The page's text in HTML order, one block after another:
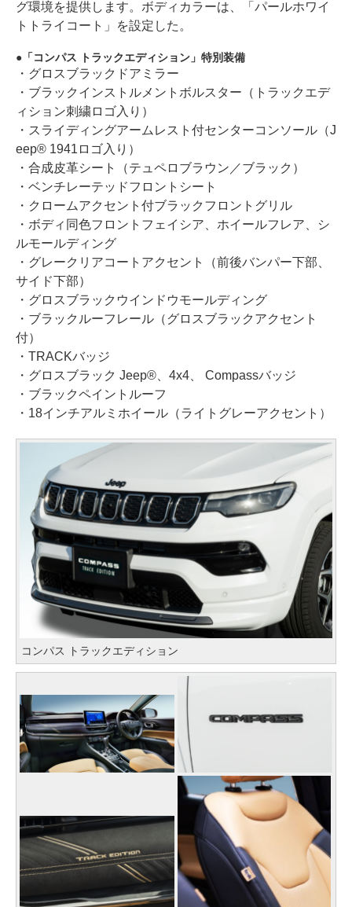
グ環境を提供します。ボディカラーは、「パールホワイ
トトライコート」を設定した。
「コンパス トラックエディション」特別装備
・グロスブラックドアミラー
・ブラックインストルメントボルスター（トラックエデ
ィション刺繍ロゴ入り）
・スライディングアームレスト付センターコンソール（J
eep® 1941ロゴ入り）
・合成皮革シート（テュペロブラウン／ブラック）
・ベンチレーテッドフロントシート
・クロームアクセント付ブラックフロントグリル
・ボディ同色フロントフェイシア、ホイールフレア、シ
ルモールディング
・グレークリアコートアクセント（前後バンパー下部、
サイド下部）
・グロスブラックウインドウモールディング
・ブラックルーフレール（グロスブラックアクセント
付）
・TRACKバッジ
・グロスブラック Jeep®、4x4、 Compassバッジ
・ブラックペイントルーフ
・18インチアルミホイール（ライトグレーアクセント）
コンパス トラックエディション